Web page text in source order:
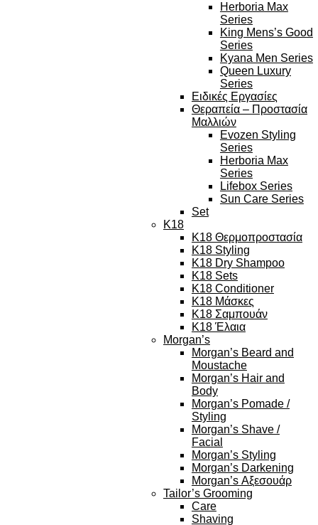
Herboria Max
Series
King Mens’s Good
Series
Kyana Men Series
Queen Luxury
Series
Ειδικές Εργασίες
Θεραπεία – Προστασία
Μαλλιών
Evozen Styling
Series
Herboria Max
Series
Lifebox Series
Sun Care Series
Set
K18
K18 Θερμοπροστασία
K18 Styling
K18 Dry Shampoo
K18 Sets
K18 Conditioner
K18 Μάσκες
K18 Σαμπουάν
K18 Έλαια
Morgan’s
Morgan’s Beard and
Moustache
Morgan’s Hair and
Body
Morgan’s Pomade /
Styling
Morgan’s Shave /
Facial
Morgan’s Styling
Morgan’s Darkening
Morgan’s Αξεσουάρ
Tailor’s Grooming
Care
Shaving